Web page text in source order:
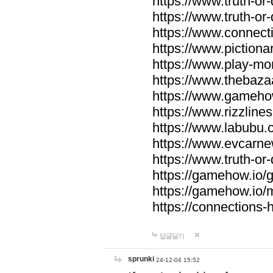
https://www.truth-
https://
https://
https://www.play-
https://
https://
https://
https://
https://
https://www.truth-
https://gamehow.io/
https://gamehow.io/
https://connections-
답글달기
sprunki 24-12-04 15:52